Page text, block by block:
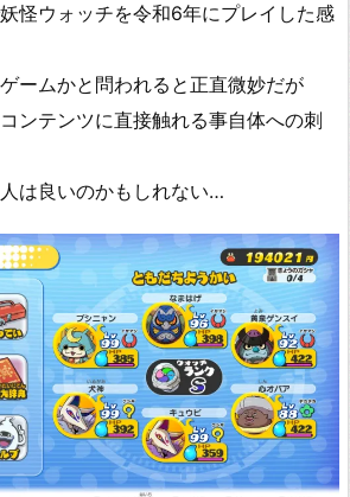
怪ウォッチを令和6年にプレイした感
ームかと問われると正直微妙だが
ンテンツに直接触れる事自体への刺
は良いのかもしれない…